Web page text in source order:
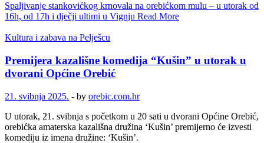
Spaljivanje stankovićkog krnovala na orebićkom mulu – u utorak od
16h, od 17h i dječji ultimi u Vignju Read More
Kultura i zabava na Pelješcu
Premijera kazališne komedija “Kušin” u utorak u
dvorani Općine Orebić
21. svibnja 2025. - by orebic.com.hr
U utorak, 21. svibnja s početkom u 20 sati u dvorani Općine Orebić,
orebićka amaterska kazališna družina ‘Kušin’ premijerno će izvesti
komediju iz imena družine: ‘Kušin’.